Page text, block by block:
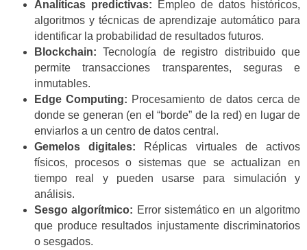
Analíticas predictivas: Empleo de datos históricos,
algoritmos y técnicas de aprendizaje automático para
identificar la probabilidad de resultados futuros.
Blockchain: Tecnología de registro distribuido que
permite transacciones transparentes, seguras e
inmutables.
Edge Computing: Procesamiento de datos cerca de
donde se generan (en el “borde” de la red) en lugar de
enviarlos a un centro de datos central.
Gemelos digitales: Réplicas virtuales de activos
físicos, procesos o sistemas que se actualizan en
tiempo real y pueden usarse para simulación y
análisis.
Sesgo algorítmico: Error sistemático en un algoritmo
que produce resultados injustamente discriminatorios
o sesgados.